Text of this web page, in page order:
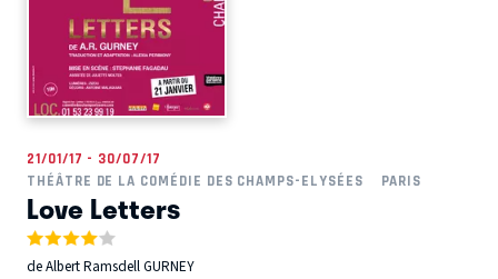
21/01/17 - 30/07/17
THÉÂTRE DE LA COMÉDIE DES CHAMPS-ELYSÉES
PARIS
Love Letters
de Albert Ramsdell GURNEY